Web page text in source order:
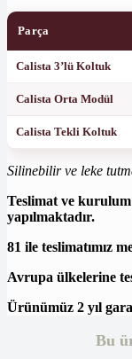
Parça
Calista 3’lü Koltuk
Calista Orta Modül
Calista Tekli Koltuk
Silinebilir ve leke
Teslimat ve
yapılmaktadır.
81 ile teslimatımız
Avrupa ülkelerine
Ürünümüz 2 yıl
Bu